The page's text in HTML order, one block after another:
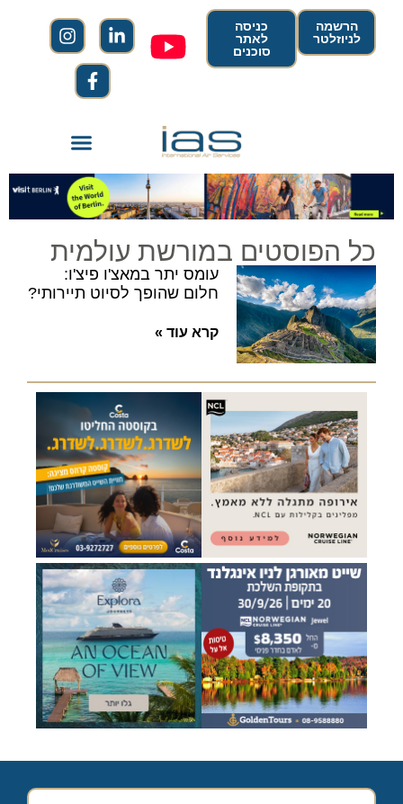
הרשמה
לניוזלטר
כניסה
לאתר
סוכנים
כל הפוסטים במורשת עולמית
עומס יתר במאצ'ו פיצ'ו:
חלום שהופך לסיוט תיירותי?
קרא עוד »